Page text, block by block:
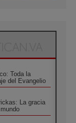
Toda la
del Evangelio
La gracia